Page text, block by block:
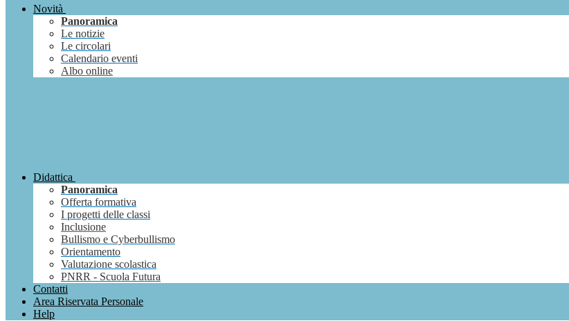
Novità
Panoramica
Le notizie
Le circolari
Calendario eventi
Albo online
Didattica
Panoramica
Offerta formativa
I progetti delle classi
Inclusione
Bullismo e Cyberbullismo
Orientamento
Valutazione scolastica
PNRR - Scuola Futura
Contatti
Area Riservata Personale
Help